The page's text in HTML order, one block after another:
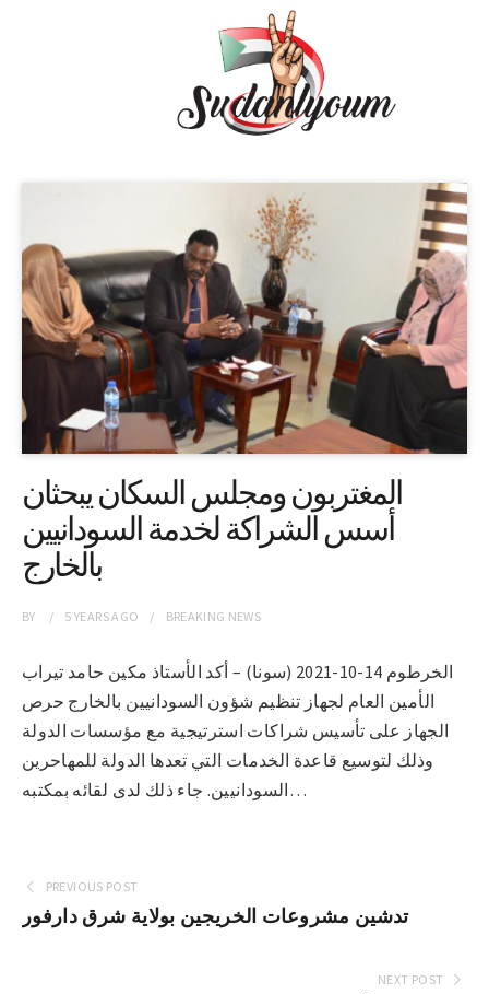
المغتربون ومجلس السكان يبحثان
أسس الشراكة لخدمة السودانيين
بالخارج
BY 5 YEARSAGO BREAKING NEWS
الخرطوم 14-10-2021 (سونا) – أكد الأستاذ مكين حامد تيراب
الأمين العام لجهاز تنظيم شؤون السودانيين بالخارج حرص
الجهاز على تأسيس شراكات استرتيجية مع مؤسسات الدولة
وذلك لتوسيع قاعدة الخدمات التي تعدها الدولة للمهاحرين
السودانيين. جاء ذلك لدى لقائه بمكتبه…
PREVIOUS POST
تدشين مشروعات الخريجين بولاية شرق دارفور
NEXT POST